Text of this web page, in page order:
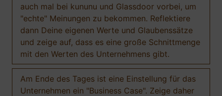
auch mal bei kununu und Glassdoor vorbei, um
"echte" Meinungen zu bekommen. Reflektiere
dann Deine eigenen Werte und Glaubenssätze
und zeige auf, dass es eine große Schnittmenge
mit den Werten des Unternehmens gibt.
Am Ende des Tages ist eine Einstellung für das
Unternehmen ein "Business Case". Zeige daher